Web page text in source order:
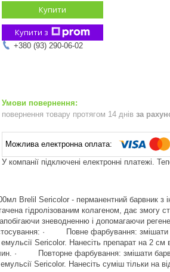
Купити
Купити з
+380 (93) 290-06-02
повернення товару протягом 14 днів за
У компанії підключені електронні платежі.
Brelil Sericolor - перманентний барвник з
гідролізованим колагеном, дає змогу
зневодненню і допомагаючи
· Повне фарбування: змішати
Sericolor. Нанесіть препарат на 2
· Повторне фарбування: змішати
Sericolor. Нанесіть суміш тільки